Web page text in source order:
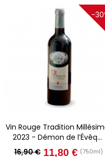
-
Vin Rouge Tradition Millésime
2023 - Démon de l’Évêq...
Prix
16,90 € Prix
11,80 € (750ml)